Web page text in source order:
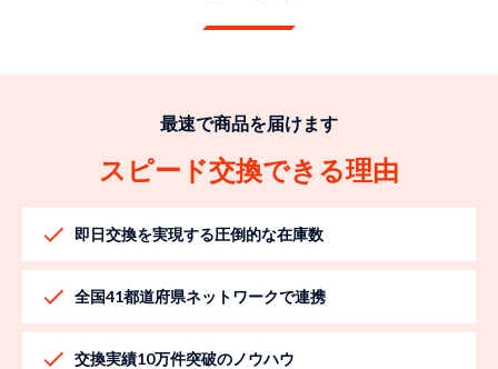
最速で商品を届けます
スピード交換できる理由
即日交換を実現する圧倒的な在庫数
全国41都道府県ネットワークで連携
交換実績10万件突破のノウハウ